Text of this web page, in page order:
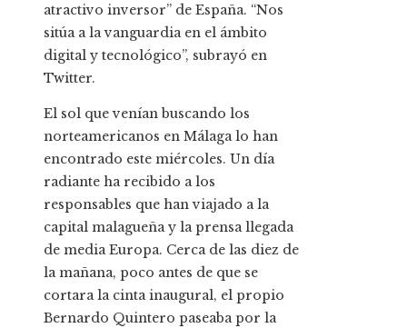
atractivo inversor” de España. “Nos
sitúa a la vanguardia en el ámbito
digital y tecnológico”, subrayó en
Twitter.
El sol que venían buscando los
norteamericanos en Málaga lo han
encontrado este miércoles. Un día
radiante ha recibido a los
responsables que han viajado a la
capital malagueña y la prensa llegada
de media Europa. Cerca de las diez de
la mañana, poco antes de que se
cortara la cinta inaugural, el propio
Bernardo Quintero paseaba por la